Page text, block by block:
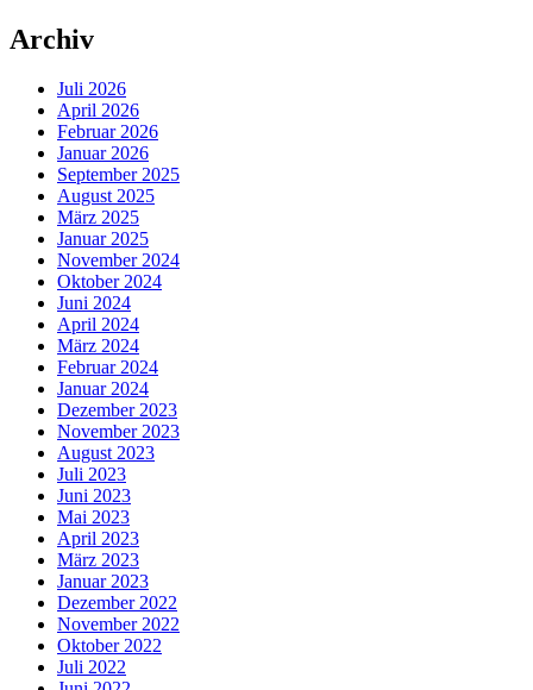
Archiv
Juli 2026
April 2026
Februar 2026
Januar 2026
September 2025
August 2025
März 2025
Januar 2025
November 2024
Oktober 2024
Juni 2024
April 2024
März 2024
Februar 2024
Januar 2024
Dezember 2023
November 2023
August 2023
Juli 2023
Juni 2023
Mai 2023
April 2023
März 2023
Januar 2023
Dezember 2022
November 2022
Oktober 2022
Juli 2022